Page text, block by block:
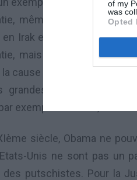
of my
was
Opted
même si dans certains
en Irak en 1991 avec
mais qui s’est révélée
cause palestinienne à
grandes démocraties
exemple la Suède, la
siècle, Obama ne
Unis ne sont pas un
putschistes. Pour la